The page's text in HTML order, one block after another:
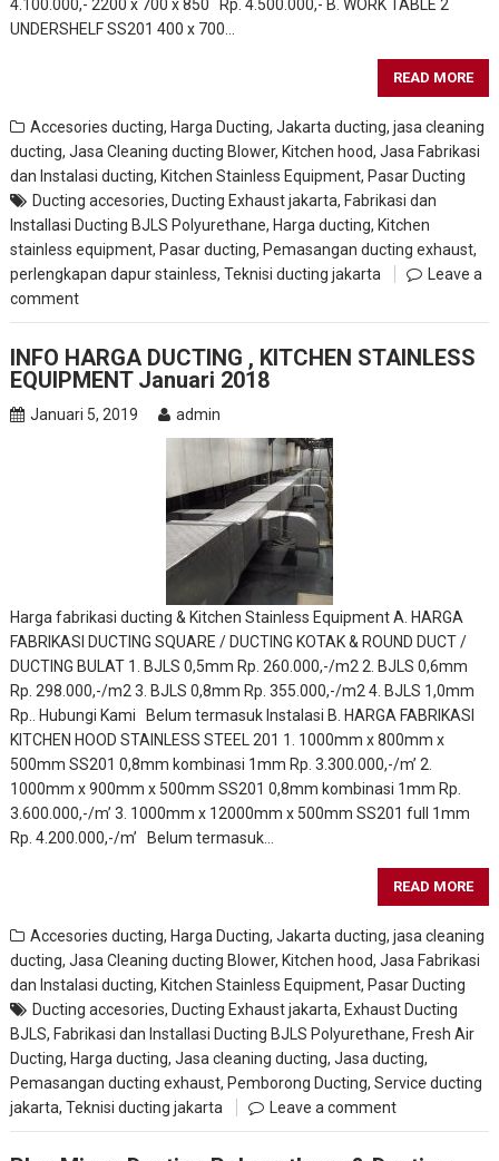
4.100.000,- 2200 x 700 x 850 Rp. 4.500.000,- B. WORK TABLE 2
UNDERSHELF SS201 400 x 700…
READ MORE
Accesories ducting,Harga Ducting,Jakarta ducting,jasa cleaning
ducting,Jasa Cleaning ducting Blower, Kitchen hood,Jasa Fabrikasi
dan Instalasi ducting,Kitchen Stainless Equipment,Pasar Ducting
Ducting accesories,Ducting Exhaust jakarta,Fabrikasi dan
Installasi Ducting BJLS Polyurethane,Harga ducting,Kitchen
stainless equipment,Pasar ducting,Pemasangan ducting exhaust,
perlengkapan dapur stainless,Teknisi ducting jakarta
Leave a
comment
INFO HARGA DUCTING , KITCHEN STAINLESS
EQUIPMENT Januari 2018
Januari 5, 2019 admin
Harga fabrikasi ducting & Kitchen Stainless Equipment A. HARGA
FABRIKASI DUCTING SQUARE / DUCTING KOTAK & ROUND DUCT /
DUCTING BULAT 1. BJLS 0,5mm Rp. 260.000,-/m2 2. BJLS 0,6mm
Rp. 298.000,-/m2 3. BJLS 0,8mm Rp. 355.000,-/m2 4. BJLS 1,0mm
Rp.. Hubungi Kami Belum termasuk Instalasi B. HARGA FABRIKASI
KITCHEN HOOD STAINLESS STEEL 201 1. 1000mm x 800mm x
500mm SS201 0,8mm kombinasi 1mm Rp. 3.300.000,-/m’ 2.
1000mm x 900mm x 500mm SS201 0,8mm kombinasi 1mm Rp.
3.600.000,-/m’ 3. 1000mm x 12000mm x 500mm SS201 full 1mm
Rp. 4.200.000,-/m’ Belum termasuk…
READ MORE
Accesories ducting,Harga Ducting,Jakarta ducting,jasa cleaning
ducting,Jasa Cleaning ducting Blower, Kitchen hood,Jasa Fabrikasi
dan Instalasi ducting,Kitchen Stainless Equipment,Pasar Ducting
Ducting accesories,Ducting Exhaust jakarta,Exhaust Ducting
BJLS,Fabrikasi dan Installasi Ducting BJLS Polyurethane,Fresh Air
Ducting,Harga ducting,Jasa cleaning ducting,Jasa ducting,
Pemasangan ducting exhaust,Pemborong Ducting,Service ducting
jakarta,Teknisi ducting jakarta Leave a comment